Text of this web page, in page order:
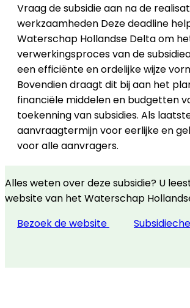
Vraag de subsidie aan na de
werkzaamheden Deze deadline
Waterschap Hollandse Delta om
verwerkingsproces van de
een efficiënte en ordelijke wijze
Bovendien draagt dit bij aan het
financiële middelen en budgetten
toekenning van subsidies. Als
aanvraagtermijn voor eerlijke en
voor alle aanvragers.
Alles weten over deze subsidie? U
website van het Waterschap
Bezoek de website